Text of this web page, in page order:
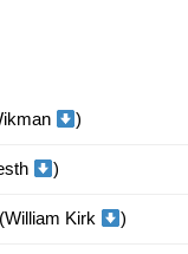
)
)
(William Kirk )